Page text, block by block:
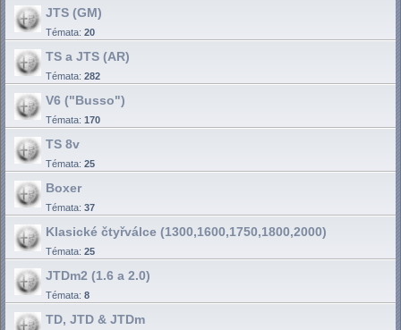
JTS (GM)
Témata: 20
TS a JTS (AR)
Témata: 282
V6 ("Busso")
Témata: 170
TS 8v
Témata: 25
Boxer
Témata: 37
Klasické čtyřválce (1300,1600,1750,1800,2000)
Témata: 25
JTDm2 (1.6 a 2.0)
Témata: 8
TD, JTD & JTDm